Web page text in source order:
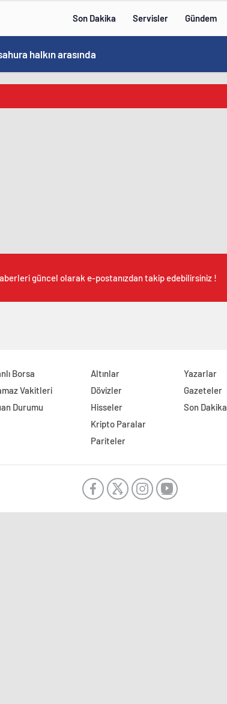
Son Dakika Servisler Gündem
halkın arasında
güncel olarak e-postanızdan takip edebilirsiniz !
Borsa
Vakitleri
Durumu
Altınlar
Dövizler
Hisseler
Kripto Paralar
Pariteler
Yazarlar
Gazeteler
Son Dakika